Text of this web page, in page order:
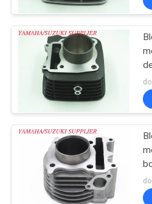
cilindro do
motocicleta
Bloco de
de